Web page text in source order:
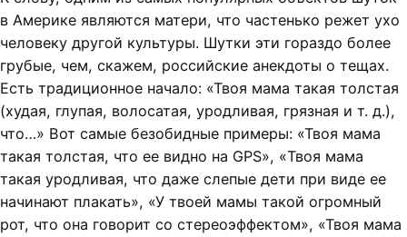
в Америке являются матери, что частенько режет ухо
человеку другой культуры. Шутки эти гораздо более
грубые, чем, скажем, российские анекдоты о тещах.
Есть традиционное начало: «Твоя мама такая толстая
(худая, глупая, волосатая, уродливая, грязная и т. д.),
что…» Вот самые безобидные примеры: «Твоя мама
такая толстая, что ее видно на GPS», «Твоя мама
такая уродливая, что даже слепые дети при виде ее
начинают плакать», «У твоей мамы такой огромный
рот, что она говорит со стереоэффектом», «Твоя мама